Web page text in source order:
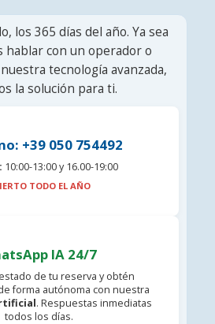
los 365 días del año. Ya sea
hablar con un operador o
tecnología avanzada,
la solución para ti.
+39 050 754492
10:00-13:00 y 16.00-19:00
TODO EL AÑO
IA 24/7
de tu reserva y obtén
forma autónoma con nuestra
. Respuestas inmediatas
todos los días.